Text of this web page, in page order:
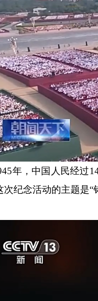
，中国人民经过14
次纪念活动的主题是“